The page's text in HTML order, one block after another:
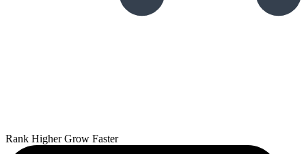
Rank Higher Grow Faster